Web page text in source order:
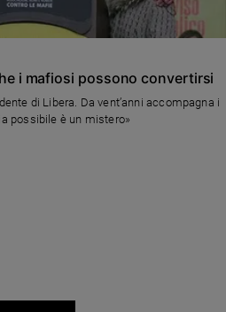
i mafiosi possono convertirsi
di Libera. Da vent’anni accompagna i
possibile è un mistero»